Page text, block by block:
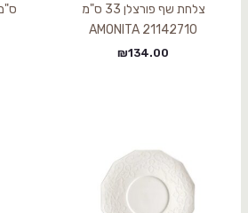
צלחת שף פורצלן 33 ס"מ
21142710 AMONITA
₪134.00